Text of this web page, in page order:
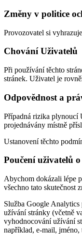
Změny v politice
Provozovatel si
Chování Uživatelů
Při používání těchto
stránek. Uživatel je
Odpovědnost a
Případná rizika plynoucí
projednávány místně
Ustanovení těchto
Poučení uživatelů
Abychom dokázali lépe
všechno tato skutečnost
Služba Google Analytics
užívání stránky (včetně
vyhodnocování užívání
například, e-mail, jméno,